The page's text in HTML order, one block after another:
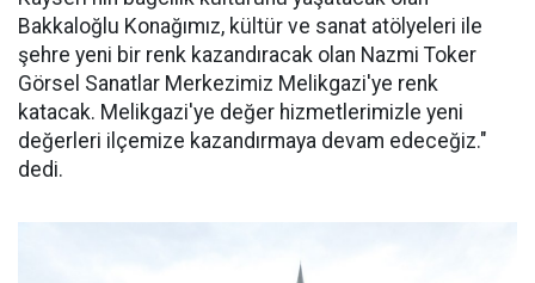
Bakkaloğlu Konağımız, kültür ve sanat atölyeleri ile
şehre yeni bir renk kazandıracak olan Nazmi Toker
Görsel Sanatlar Merkezimiz Melikgazi'ye renk
katacak. Melikgazi'ye değer hizmetlerimizle yeni
değerleri ilçemize kazandırmaya devam edeceğiz."
dedi.